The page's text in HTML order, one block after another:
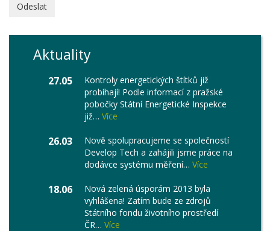
Odeslat
Aktuality
27.05
Kontroly energetických štítků již
probíhají! Podle informací z pražské
pobočky Státní Energetické Inspekce
již… Více
26.03
Nově spolupracujeme se společností
Develop Tech a zahájili jsme práce na
dodávce systému měření… Více
18.06
Nová zelená úsporám 2013 byla
vyhlášena! Zatím bude ze zdrojů
Státního fondu životního prostředí
ČR… Více